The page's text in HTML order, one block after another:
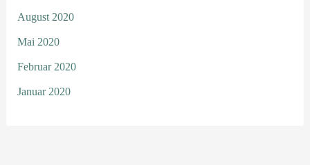
August 2020
Mai 2020
Februar 2020
Januar 2020